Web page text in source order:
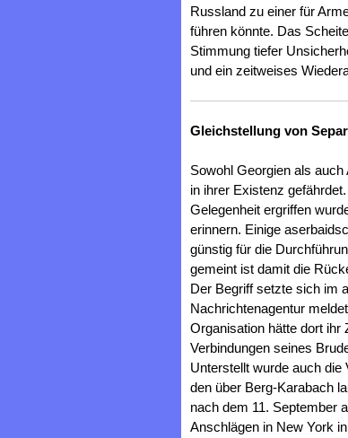
Russland zu einer für
führen könnte. Das
Stimmung tiefer
und ein zeitweises
Gleichstellung von
Sowohl Georgien als
in ihrer Existenz
Gelegenheit ergriffen
erinnern. Einige
günstig für die
gemeint ist damit die
Der Begriff setzte sich im
Nachrichtenagentur
Organisation hätte dort
Verbindungen seines
Unterstellt wurde auch die
den über Berg-Karabach
nach dem 11. September
Anschlägen in New York